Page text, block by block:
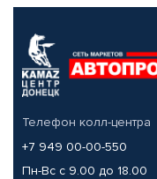
Телефон колл-центра
+7 949 00-00-550
Пн-Вс с 9.00 до 18.00